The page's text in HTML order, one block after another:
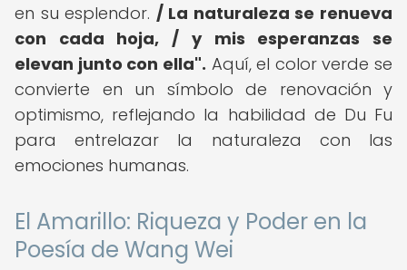
en su esplendor. / La naturaleza se renueva
con cada hoja, / y mis esperanzas se
elevan junto con ella". Aquí, el color verde se
convierte en un símbolo de renovación y
optimismo, reflejando la habilidad de Du Fu
para entrelazar la naturaleza con las
emociones humanas.
El Amarillo: Riqueza y Poder en la
Poesía de Wang Wei